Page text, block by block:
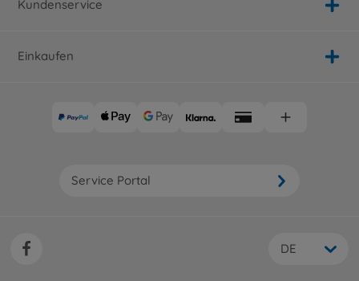
Kundenservice
Einkaufen
Service Portal
DE